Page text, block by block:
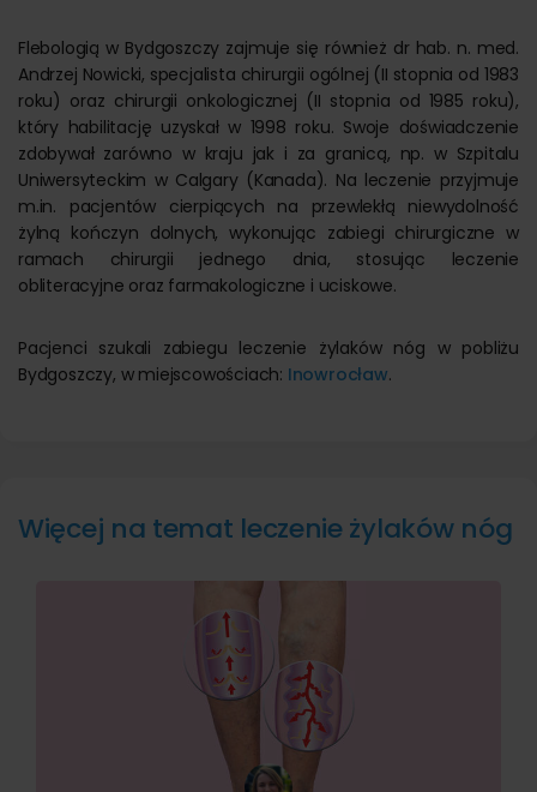
Flebologią w Bydgoszczy zajmuje się również dr hab. n. med.
Andrzej Nowicki, specjalista chirurgii ogólnej (II stopnia od 1983
roku) oraz chirurgii onkologicznej (II stopnia od 1985 roku),
który habilitację uzyskał w 1998 roku. Swoje doświadczenie
zdobywał zarówno w kraju jak i za granicą, np. w Szpitalu
Uniwersyteckim w Calgary (Kanada). Na leczenie przyjmuje
m.in. pacjentów cierpiących na przewlekłą niewydolność
żylną kończyn dolnych, wykonując zabiegi chirurgiczne w
ramach chirurgii jednego dnia, stosując leczenie
obliteracyjne oraz farmakologiczne i uciskowe.
Pacjenci szukali zabiegu leczenie żylaków nóg w pobliżu
Bydgoszczy, w miejscowościach: Inowrocław.
Więcej na temat leczenie żylaków nóg